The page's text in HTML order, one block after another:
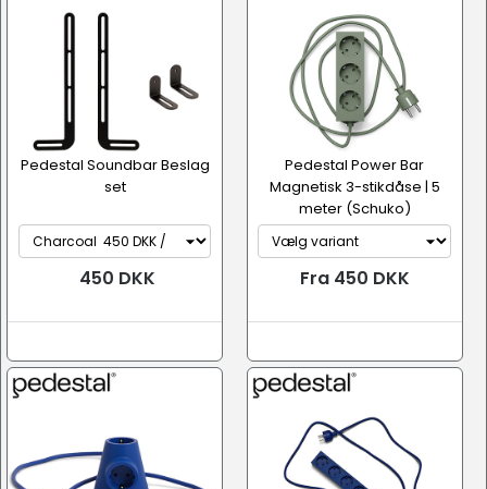
Pedestal Soundbar Beslag
set
450 DKK
Pedestal Power Bar
Magnetisk 3-stikdåse | 5
meter (Schuko)
Fra 450 DKK